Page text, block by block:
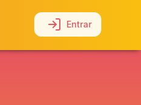
Entrar